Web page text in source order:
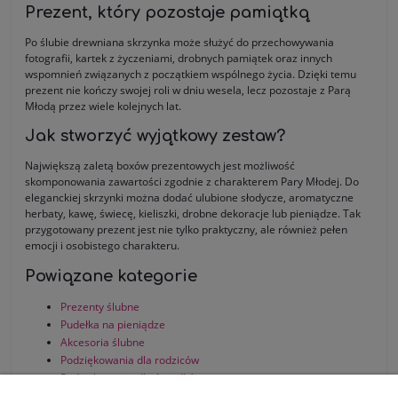
Prezent, który pozostaje pamiątką
Po ślubie drewniana skrzynka może służyć do przechowywania
fotografii, kartek z życzeniami, drobnych pamiątek oraz innych
wspomnień związanych z początkiem wspólnego życia. Dzięki temu
prezent nie kończy swojej roli w dniu wesela, lecz pozostaje z Parą
Młodą przez wiele kolejnych lat.
Jak stworzyć wyjątkowy zestaw?
Największą zaletą boxów prezentowych jest możliwość
skomponowania zawartości zgodnie z charakterem Pary Młodej. Do
eleganckiej skrzynki można dodać ulubione słodycze, aromatyczne
herbaty, kawę, świecę, kieliszki, drobne dekoracje lub pieniądze. Tak
przygotowany prezent jest nie tylko praktyczny, ale również pełen
emocji i osobistego charakteru.
Powiązane kategorie
Prezenty ślubne
Pudełka na pieniądze
Akcesoria ślubne
Podziękowania dla rodziców
Podziękowania dla świadków